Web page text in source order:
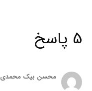
5 پاسخ
محسن بیک محمدی